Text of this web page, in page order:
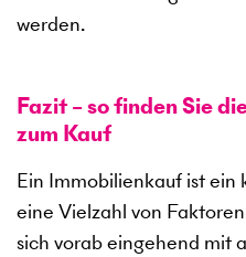
werden.
Fazit – so finden Sie
zum Kauf
Ein Immobilienkauf ist ein
eine Vielzahl von
sich vorab eingehend mit